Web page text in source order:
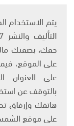
حقك، بصفتك
على الموقع،
بالتوقف عن
هاتفك وإرفاق
على موقع